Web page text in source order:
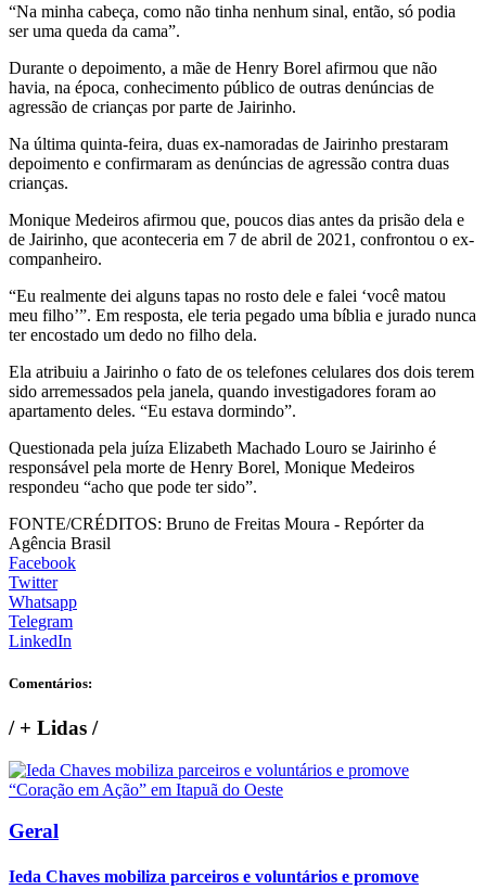
“Na minha cabeça, como não tinha nenhum sinal, então, só podia
ser uma queda da cama”.
Durante o depoimento, a mãe de Henry Borel afirmou que não
havia, na época, conhecimento público de outras denúncias de
agressão de crianças por parte de Jairinho.
Na última quinta-feira, duas ex-namoradas de Jairinho prestaram
depoimento e confirmaram as denúncias de agressão contra duas
crianças.
Monique Medeiros afirmou que, poucos dias antes da prisão dela e
de Jairinho, que aconteceria em 7 de abril de 2021, confrontou o ex-
companheiro.
“Eu realmente dei alguns tapas no rosto dele e falei ‘você matou
meu filho’”. Em resposta, ele teria pegado uma bíblia e jurado nunca
ter encostado um dedo no filho dela.
Ela atribuiu a Jairinho o fato de os telefones celulares dos dois terem
sido arremessados pela janela, quando investigadores foram ao
apartamento deles. “Eu estava dormindo”.
Questionada pela juíza Elizabeth Machado Louro se Jairinho é
responsável pela morte de Henry Borel, Monique Medeiros
respondeu “acho que pode ter sido”.
FONTE/CRÉDITOS: Bruno de Freitas Moura - Repórter da
Agência Brasil
Facebook
Twitter
Whatsapp
Telegram
LinkedIn
Comentários:
/+ Lidas /
Geral
Ieda Chaves mobiliza parceiros e voluntários e promove